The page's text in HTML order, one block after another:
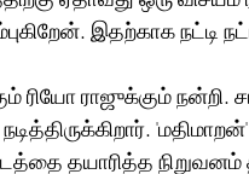
இதற்காக நட்டி
ரியோ ராஜுக்கும்
நடித்திருக்கிறார்.
தயாரித்த நிறுவனம்